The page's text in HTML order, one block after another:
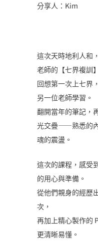
分享人：Kim
這次天時地利人和
老師的【七界複訓
回想第一次上七界
另一位老師學習。
翻開當年的筆記，
光交疊——熟悉的
魂的震盪。
這次的課程，感受
的用心與準備。
從他們親身的經歷
次，
再加上精心製作的
更清晰易懂。